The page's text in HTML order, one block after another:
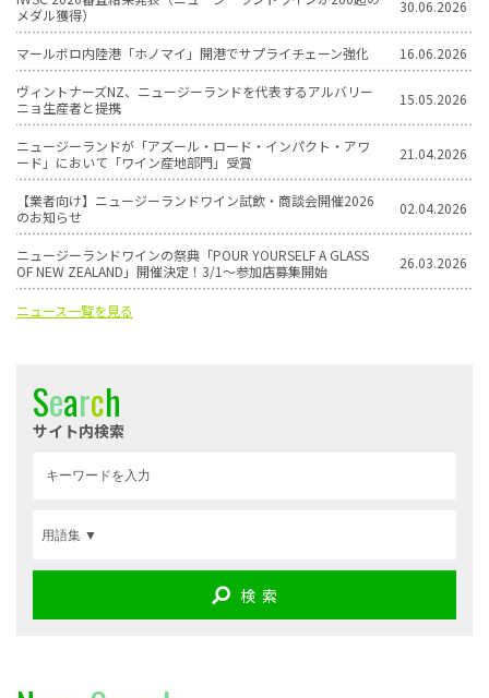
メダル獲得）
30.06.2026
マールボロ内陸港「ホノマイ」開港でサプライチェーン強化 16.06.2026
ヴィントナーズNZ、ニュージーランドを代表するアルバリー
ニョ生産者と提携
15.05.2026
ニュージーランドが「アズール・ロード・インパクト・アワ
ード」において「ワイン産地部門」受賞
21.04.2026
【業者向け】ニュージーランドワイン試飲・商談会開催2026
のお知らせ
02.04.2026
ニュージーランドワインの祭典「POUR YOURSELF A GLASS
OF NEW ZEALAND」開催決定！3/1〜参加店募集開始
26.03.2026
ニュース一覧を見る
Search
サイト内検索
検 索